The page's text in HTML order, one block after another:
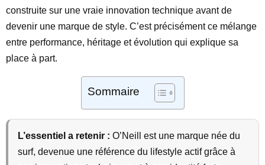
construite sur une vraie innovation technique avant de
devenir une marque de style. C’est précisément ce mélange
entre performance, héritage et évolution qui explique sa
place à part.
Sommaire
L’essentiel a retenir : O’Neill est une marque née du
surf, devenue une référence du lifestyle actif grâce à